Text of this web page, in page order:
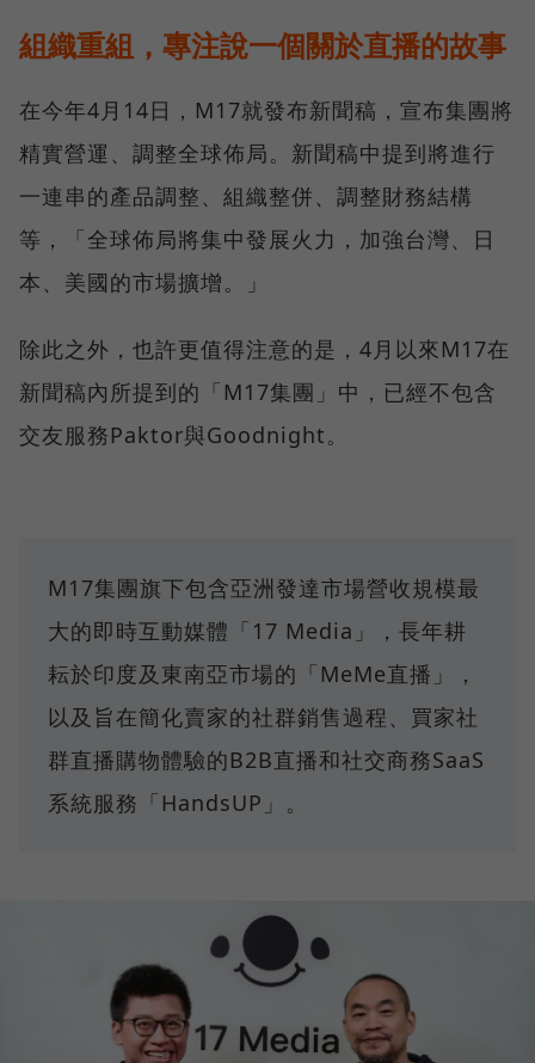
組織重組，專注說一個關於直播的故事
在今年4月14日，M17就發布新聞稿，宣布集團將
精實營運、調整全球佈局。新聞稿中提到將進行
一連串的產品調整、組織整併、調整財務結構
等，「全球佈局將集中發展火力，加強台灣、日
本、美國的市場擴增。」
除此之外，也許更值得注意的是，4月以來M17在
新聞稿內所提到的「M17集團」中，已經不包含
交友服務Paktor與Goodnight。
M17集團旗下包含亞洲發達市場營收規模最
大的即時互動媒體「17 Media」，長年耕
耘於印度及東南亞市場的「MeMe直播」，
以及旨在簡化賣家的社群銷售過程、買家社
群直播購物體驗的B2B直播和社交商務SaaS
系統服務「HandsUP」。